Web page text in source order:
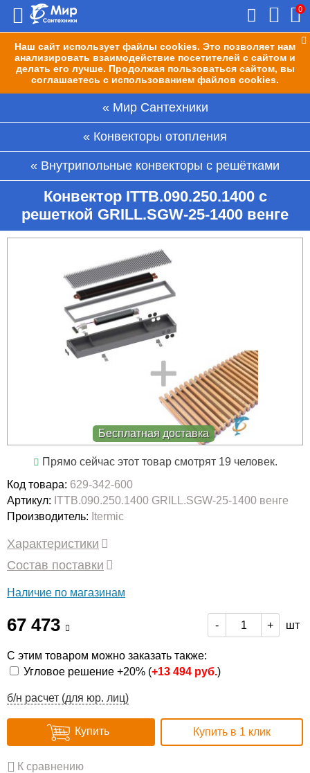
Наш сайт использует файлы cookies. Это позволяет нам
анализировать взаимодействие посетителей с сайтом и
делать его лучше. Продолжая пользоваться сайтом, вы
соглашаетесь с использованием файлов cookies.
0
Мир Сантехники
Конвекторы отопления
Внутрипольные конвекторы с решётками
Конвектор ITTB.090.250.1400 с
решеткой GRILL.SGW-25-1400 венге
Бесплатная доставка
Прямо сейчас этот товар смотрят 19 человек.
Код товара: 629-342-600
Артикул: ITTB.090.250.1400 GRILL.SGW-25-1400 венге
Производитель: Itermic
Характеристики
Состав поставки
Наличие по магазинам
67 473 - + шт
С этим товаром можно заказать также:
Угловое решение +20% (+13 494 руб.)
б/н расчет (для юр. лиц)
Купить Купить в 1 клик
К сравнению